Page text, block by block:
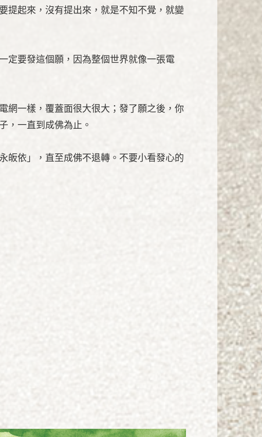
提起來，沒有提出來，就是不知不覺，就變
定要發這個願，因為整個世界就像一張電
網一樣，覆蓋面很大很大；發了願之後，你
，一直到成佛為止。
皈依」，直至成佛不退轉。不要小看發心的